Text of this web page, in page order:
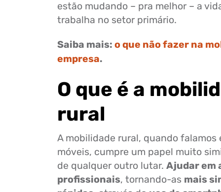
estão mudando – pra melhor – a
trabalha no setor primário.
Saiba mais: o que não fazer na
empresa.
O que é a
rural
A mobilidade rural, quando falamos
móveis, cumpre um papel muito
de qualquer outro lutar. Ajudar em
profissionais, tornando-as mais